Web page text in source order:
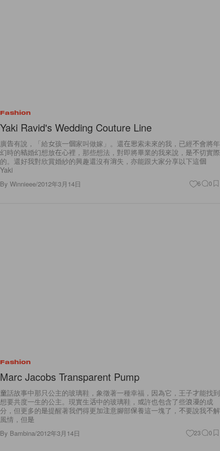
Yaki Ravid's Wedding Couture Line
廣告有說，「給女孩一個家叫做嫁」。還在思索未來的我，已經不會將年
的。還好我對欣賞婚紗的興趣還沒有消失，亦能跟大家分享以下這個
Yaki
ByWinnieee
Marc Jacobs Transparent Pump
童話故事中那只公主的玻璃鞋，象徵著一種幸福，因為它，王子才能找到
分，但更多的是提醒著我們得更加注意腳部保養這一塊了，不要說我不解
風情，但是
ByBambina